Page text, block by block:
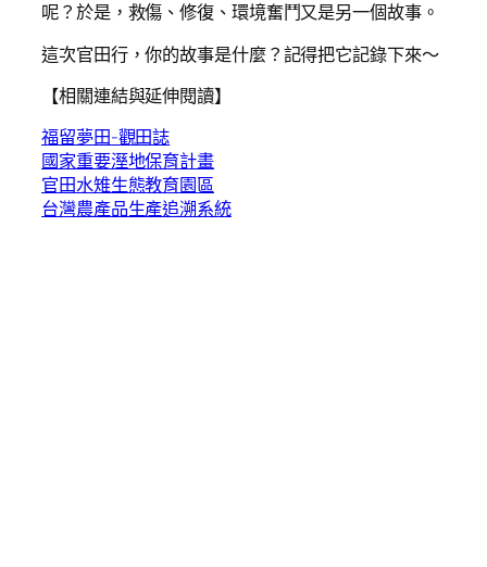
呢？於是，救傷、修復、環境奮鬥又是另一個故事。
這次官田行，你的故事是什麼？記得把它記錄下來～
【相關連結與延伸閱讀】
福留夢田-觀田誌
國家重要溼地保育計畫
官田水雉生態教育園區
台灣農產品生產追溯系統